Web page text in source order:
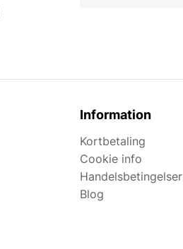
Information
Kortbetaling
Cookie info
Handelsbetingelser
Blog